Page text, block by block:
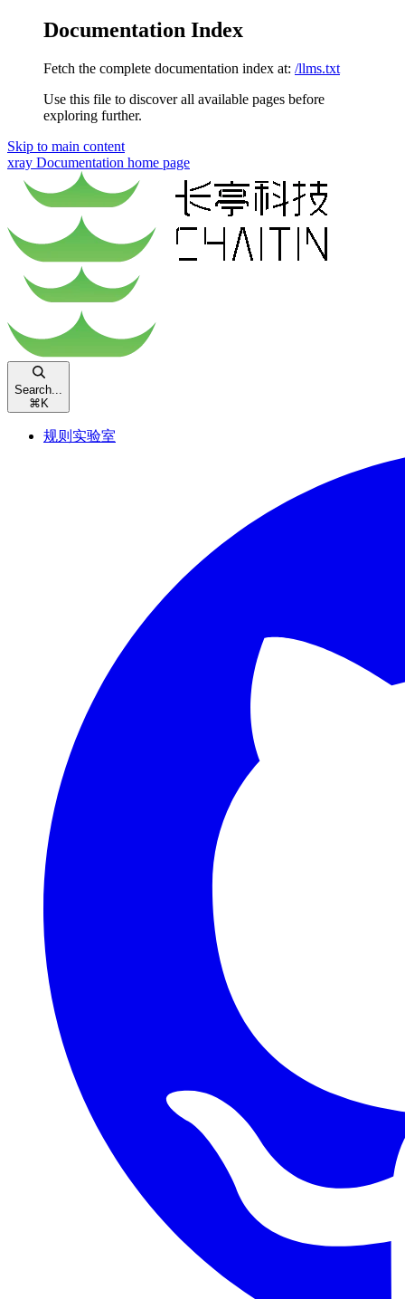
Documentation Index
Fetch the complete documentation index at: /llms.txt
Use this file to discover all available pages before
exploring further.
Skip to main content
xray Documentation home page
Search...
⌘ K
规则实验室